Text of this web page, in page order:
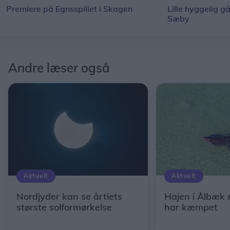
Premiere på Egnsspillet i Skagen
Lille hyggelig
Sæby
Andre læser også
Aktuelt
Nordjyder kan se årtiets
største solformørkelse
Aktuelt
Hajen i Ålbæk
har kæmpet